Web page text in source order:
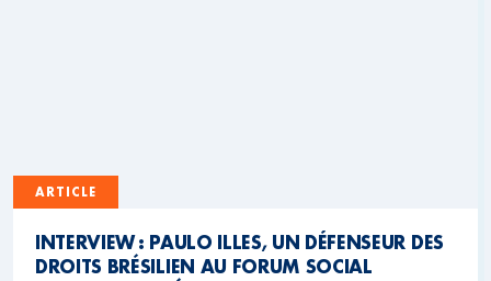
ARTICLE
INTERVIEW : PAULO ILLES, UN DÉFENSEUR DES
DROITS BRÉSILIEN AU FORUM SOCIAL